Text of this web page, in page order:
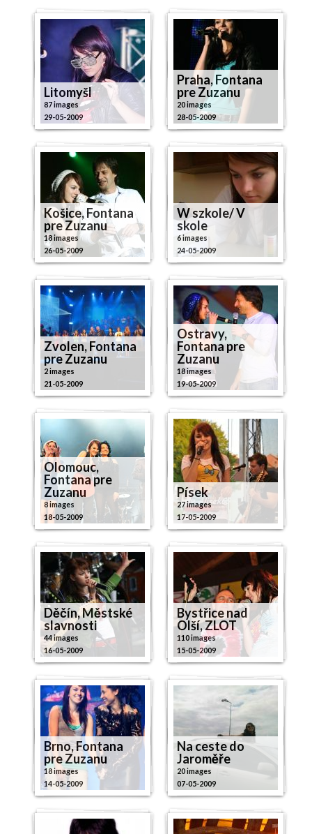
Litomyšl
87 images
29-05-2009
Praha, Fontana
pre Zuzanu
20 images
28-05-2009
Košice, Fontana
pre Zuzanu
18 images
26-05-2009
W szkole/ V
skole
6 images
24-05-2009
Zvolen, Fontana
pre Zuzanu
2 images
21-05-2009
Ostravy,
Fontana pre
Zuzanu
18 images
19-05-2009
Olomouc,
Fontana pre
Zuzanu
8 images
18-05-2009
Písek
27 images
17-05-2009
Děčín, Městské
slavnosti
44 images
16-05-2009
Bystřice nad
Olší, ZLOT
110 images
15-05-2009
Brno, Fontana
pre Zuzanu
18 images
14-05-2009
Na ceste do
Jaroměře
20 images
07-05-2009